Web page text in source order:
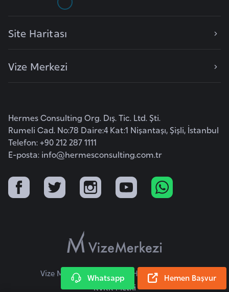
Site Haritası
Vize Merkezi
Hermes Consulting Org. Dış. Tic. Ltd. Şti.
Rumeli Cad. No:78 Daire:4 Kat:1 Nişantaşı, Şişli, İstanbul
Telefon: +90 212 287 1111
E-posta: info@hermesconsulting.com.tr
Vize Merkezi © 2026 Tüm Hakları Saklıdır.
KVKK Metni
m
e
t
i
e
z
Hemen Başvur
Whatsapp